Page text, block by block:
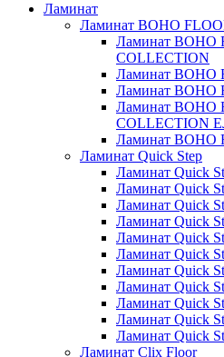
Ламинат
Ламинат BOHO
Ламинат BOHO
COLLECTION
Ламинат BOHO
Ламинат BOHO
Ламинат BOHO
Ламинат BOHO
Ламинат Quick Step
Ламинат Quick
Ламинат Quick
Ламинат Quick
Ламинат Quick
Ламинат Quick
Ламинат Quick
Ламинат Quick
Ламинат Quick
Ламинат Quick
Ламинат Quick
Ламинат Quick
Ламинат Clix Floor